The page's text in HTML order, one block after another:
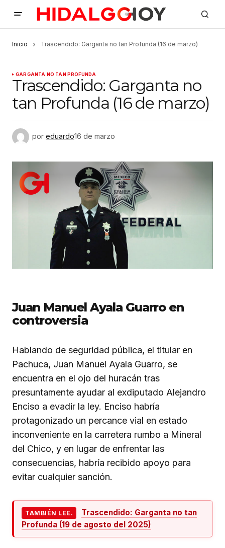
Inicio Trascendido: Garganta no tan Profunda (16 de marzo)
GARGANTA NO TAN PROFUNDA
Trascendido: Garganta no
tan Profunda (16 de marzo)
por eduardo16 de marzo
Juan Manuel Ayala Guarro en
controversia
Hablando de seguridad pública, el titular en
Pachuca, Juan Manuel Ayala Guarro, se
encuentra en el ojo del huracán tras
presuntamente ayudar al exdiputado Alejandro
Enciso a evadir la ley. Enciso habría
protagonizado un percance vial en estado
inconveniente en la carretera rumbo a Mineral
del Chico, y en lugar de enfrentar las
consecuencias, habría recibido apoyo para
evitar cualquier sanción.
TAMBIÉN LEE.
Trascendido: Garganta no tan
Profunda (19 de agosto del 2025)